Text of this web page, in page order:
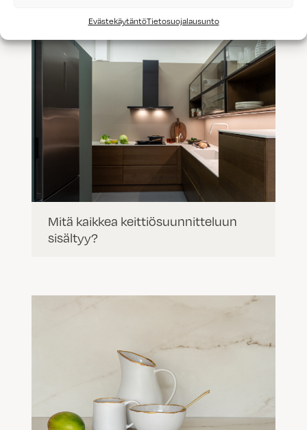
EvästekäytäntöTietosuojalausunto
Mitä kaikkea keittiösuunnitteluun
sisältyy?